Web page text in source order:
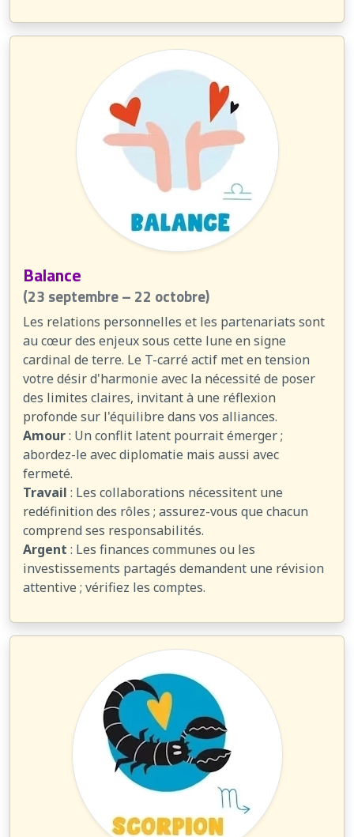
Balance
(23 septembre – 22 octobre)
Les relations personnelles et les partenariats sont
au cœur des enjeux sous cette lune en signe
cardinal de terre. Le T-carré actif met en tension
votre désir d'harmonie avec la nécessité de poser
des limites claires, invitant à une réflexion
profonde sur l'équilibre dans vos alliances.
Amour: Un conflit latent pourrait émerger ;
abordez-le avec diplomatie mais aussi avec
fermeté.
Travail : Les collaborations nécessitent une
redéfinition des rôles ; assurez-vous que chacun
comprend ses responsabilités.
Argent : Les finances communes ou les
investissements partagés demandent une révision
attentive ; vérifiez les comptes.